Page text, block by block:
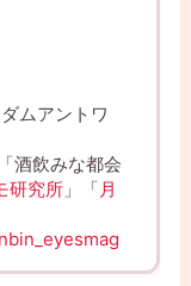
ムアントワ
酒飲みな都会
研究所 」「 月